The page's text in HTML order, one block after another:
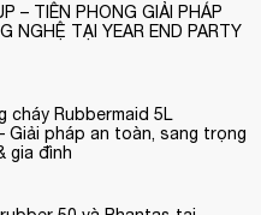
– TIÊN PHONG GIẢI PHÁP
NGHỆ TẠI YEAR END PARTY
cháy Rubbermaid 5L
Giải pháp an toàn, sang trọng
gia đình